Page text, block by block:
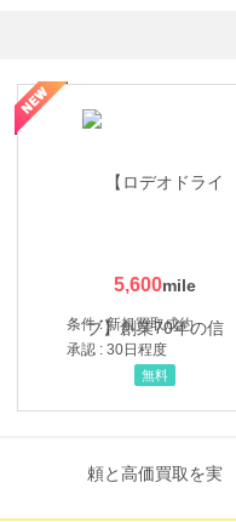
5,600
条件 : 新規買取成約
承認 : 30日程度
無料